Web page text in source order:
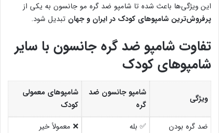
این ویژگی‌ها باعث شده تا شامپو ضد گره مو جانسون به یکی از
پرفروش‌ترین شامپوهای کودک در ایران و جهان تبدیل شود.
تفاوت شامپو ضد گره جانسون با سایر
شامپوهای کودک
ویژگی
شامپو جانسون ضد
گره
شامپوهای معمولی
کودک
ضد گره بودن
✅ بله
❌ معمولاً خیر